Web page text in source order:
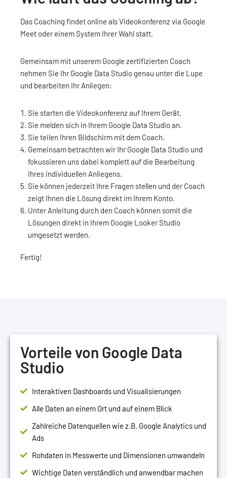
Das Coaching findet online als Videokonferenz via Google
Meet oder einem System Ihrer Wahl statt.
Gemeinsam mit unserem Google zertifizierten Coach
nehmen Sie Ihr Google Data Studio genau unter die Lupe
und bearbeiten Ihr Anliegen:
Sie starten die Videokonferenz auf Ihrem Gerät.
Sie melden sich in Ihrem Google Data Studio an.
Sie teilen Ihren Bildschirm mit dem Coach.
Gemeinsam betrachten wir Ihr Google Data Studio und
fokussieren uns dabei komplett auf die Bearbeitung
Ihres individuellen Anliegens.
Sie können jederzeit Ihre Fragen stellen und der Coach
zeigt Ihnen die Lösung direkt im Ihrem Konto.
Unter Anleitung durch den Coach können somit die
Lösungen direkt in Ihrem Google Looker Studio
umgesetzt werden.
Fertig!
Vorteile von Google Data
Studio
Interaktiven Dashboards und Visualisierungen
Alle Daten an einem Ort und auf einem Blick
Zahlreiche Datenquellen wie z.B. Google Analytics und
Ads
Rohdaten in Messwerte und Dimensionen umwandeln
Wichtige Daten verständlich und anwendbar machen